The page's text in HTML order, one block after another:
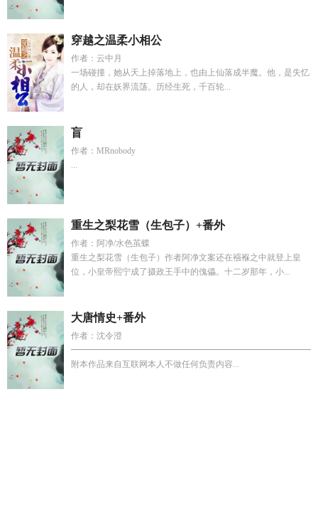
穿越之温柔小相公
作者：云中月
一场碰撞，她从天上掉落地上，也由上仙落成半魔。他，是失忆
的人，却在妖界流荡。历经生死，千百轮...
盲
作者：MRnobody
...
重生之梨花雪（生包子）+番外
作者：阿净/水色茧蝶
重生之梨花雪（生包子）作者阿净文案还在襁褓之中就登上皇
位，小皇帝熙宁成了摄政王手中的傀儡。十二岁那年，小...
大唐情史+番外
作者：沈令澄
附本作品来自互联网本人不做任何负责内容...